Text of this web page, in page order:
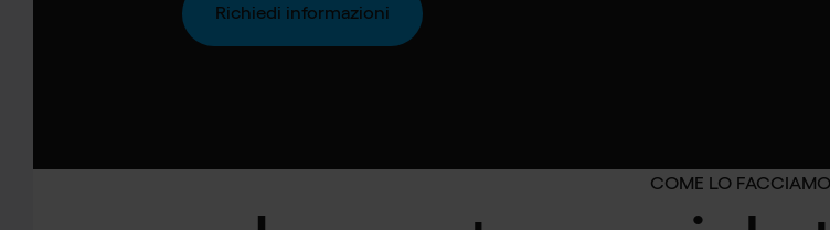
Richiedi informazioni
COME LO